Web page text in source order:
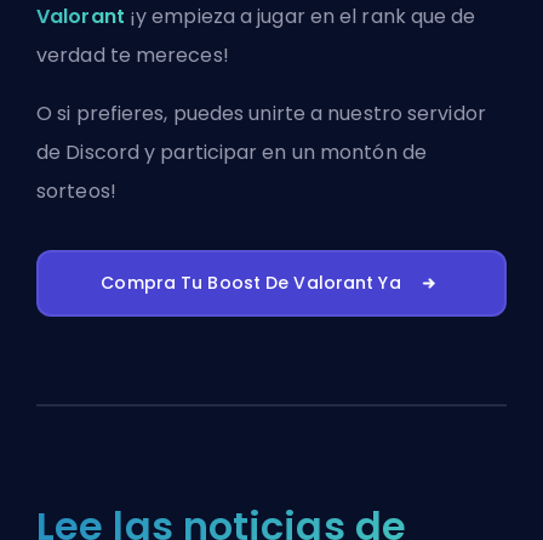
Valorant ¡y empieza a jugar en el rank que de
verdad te mereces!
O si prefieres, puedesunirte a nuestro servidor
de Discord y participar en un montón de
sorteos!
Compra Tu Boost De Valorant Ya
Lee las noticias de